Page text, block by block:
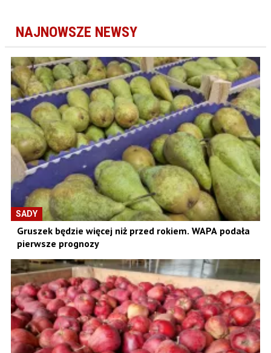
NAJNOWSZE NEWSY
SADY
Gruszek będzie więcej niż przed rokiem. WAPA podała
pierwsze prognozy